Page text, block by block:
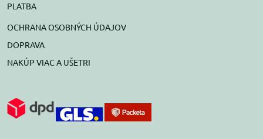
PLATBA
OCHRANA OSOBNÝCH ÚDAJOV
DOPRAVA
NAKÚP VIAC A UŠETRI